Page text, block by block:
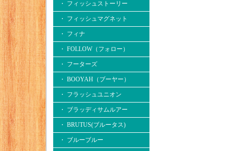
・ フィッシュストーリー
・ フィッシュマグネット
・ フィナ
・ FOLLOW（フォロー）
・ フーターズ
・ BOOYAH（ブーヤー）
・ フラッシュユニオン
・ ブラッディサムルアー
・ BRUTUS(ブルータス)
・ ブルーブルー